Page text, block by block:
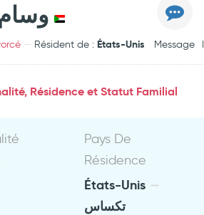
Résident de : États-Unis Message
Résidence et Statut Familial
Pays De
Résidence
États-Unis
تكساس